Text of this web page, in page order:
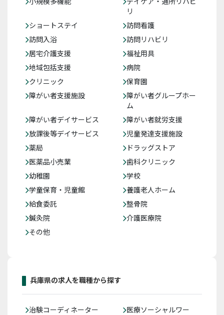
リ
ショートステイ
訪問看護
訪問入浴
訪問リハビリ
居宅介護支援
福祉用具
地域包括支援
病院
クリニック
保育園
障がい者支援施設
障がい者グループホー
ム
障がい者デイサービス
障がい者就労支援
放課後等デイサービス
児童発達支援施設
薬局
ドラッグストア
医薬品小売業
歯科クリニック
幼稚園
学校
学童保育・児童館
養護老人ホーム
給食委託
整骨院
鍼灸院
介護医療院
その他
兵庫県の求人を職種から探す
治験コーディネーター
医療ソーシャルワー